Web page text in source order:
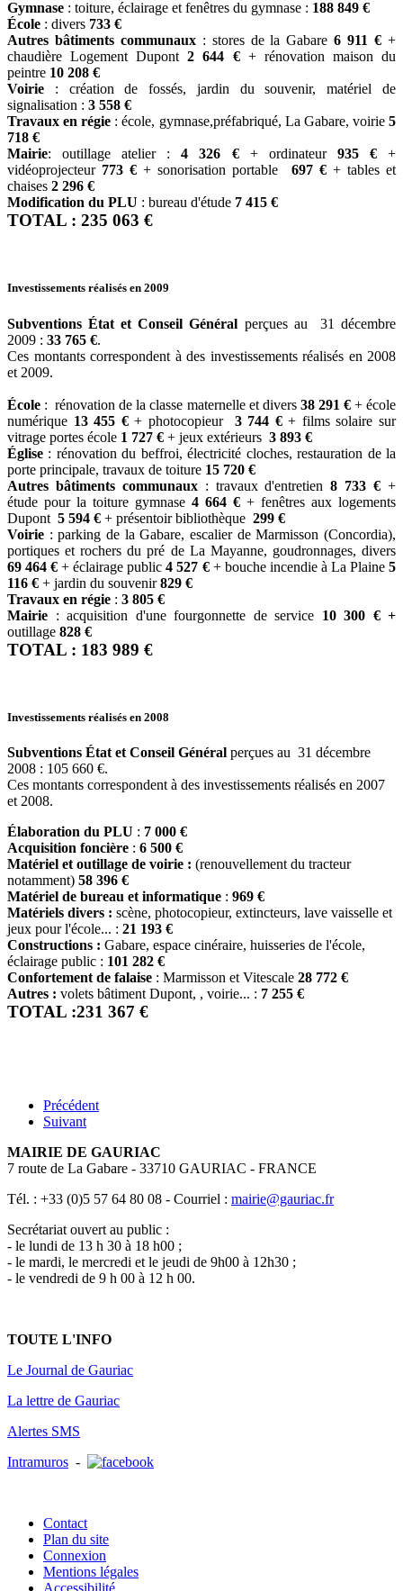
Gymnase : toiture, éclairage et fenêtres du gymnase : 188 849 €
École : divers 733 €
Autres bâtiments communaux: stores de la Gabare6 911 € +
chaudière Logement Dupont2 644 €+ rénovation maison du
peintre 10 208 €
Voirie : création de fossés, jardin du souvenir, matériel de
signalisation : 3 558 €
Travaux en régie : école, gymnase,préfabriqué, La Gabare, voirie5
718 €
Mairie: outillage atelier :4 326 €+ ordinateur 935 €+
vidéoprojecteur 773 € + sonorisation portable 697 €+ tables et
chaises 2 296 €
Modification du PLU : bureau d'étude 7 415 €
TOTAL : 235 063 €
Investissements réalisés en 2009
Subventions État et Conseil Général perçues au 31 décembre
2009 : 33 765 €.
Ces montants correspondent à des investissements réalisés en 2008
et 2009.
École : rénovation de la classe maternelle et divers 38 291 €+ école
numérique 13 455 €+ photocopieur 3 744 €+ films solaire sur
vitrage portes école 1 727 € + jeux extérieurs 3 893 €
Église : rénovation du beffroi, électricité cloches, restauration de la
porte principale, travaux de toiture 15 720 €
Autres bâtiments communaux : travaux d'entretien8 733 € +
étude pour la toiture gymnase 4 664 € + fenêtres aux logements
Dupont 5 594 € + présentoir bibliothèque 299 €
Voirie : parking de la Gabare, escalier de Marmisson (Concordia),
portiques et rochers du pré de La Mayanne, goudronnages, divers
69 464 € + éclairage public4 527 €+ bouche incendie à La Plaine5
116 € + jardin du souvenir829 €
Travaux en régie : 3 805 €
Mairie : acquisition d'une fourgonnette de service 10 300 € +
outillage 828 €
TOTAL : 183 989 €
Investissements réalisés en 2008
Subventions État et Conseil Général perçues au 31 décembre
2008 : 105 660 €.
Ces montants correspondent à des investissements réalisés en 2007
et 2008.
Élaboration du PLU : 7 000 €
Acquisition foncière : 6 500 €
Matériel et outillage de voirie : (renouvellement du tracteur
notamment) 58 396 €
Matériel de bureau et informatique : 969 €
Matériels divers : scène, photocopieur, extincteurs, lave vaisselle et
jeux pour l'école... : 21 193 €
Constructions : Gabare, espace cinéraire, huisseries de l'école,
éclairage public : 101 282 €
Confortement de falaise : Marmisson et Vitescale 28 772 €
Autres : volets bâtiment Dupont, , voirie... : 7 255 €
TOTAL :231 367 €
Précédent
Suivant
MAIRIE DE GAURIAC
7 route de La Gabare - 33710 GAURIAC - FRANCE
Tél. : +33 (0)5 57 64 80 08 - Courriel : mairie@gauriac.fr
Secrétariat ouvert au public :
- le lundi de 13 h 30 à 18 h00 ;
- le mardi, le mercredi et le jeudi de 9h00 à 12h30 ;
- le vendredi de 9 h 00 à 12 h 00.
TOUTE L'INFO
Le Journal de Gauriac
La lettre de Gauriac
Alertes SMS
Intramuros -
Contact
Plan du site
Connexion
Mentions légales
Accessibilité